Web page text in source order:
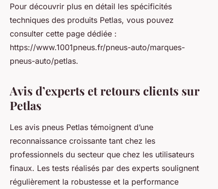
Pour découvrir plus en détail les spécificités
techniques des produits Petlas, vous pouvez
consulter cette page dédiée :
https://www.1001pneus.fr/pneus-auto/marques-
pneus-auto/petlas.
Avis d’experts et retours clients sur
Petlas
Les avis pneus Petlas témoignent d’une
reconnaissance croissante tant chez les
professionnels du secteur que chez les utilisateurs
finaux. Les tests réalisés par des experts soulignent
régulièrement la robustesse et la performance